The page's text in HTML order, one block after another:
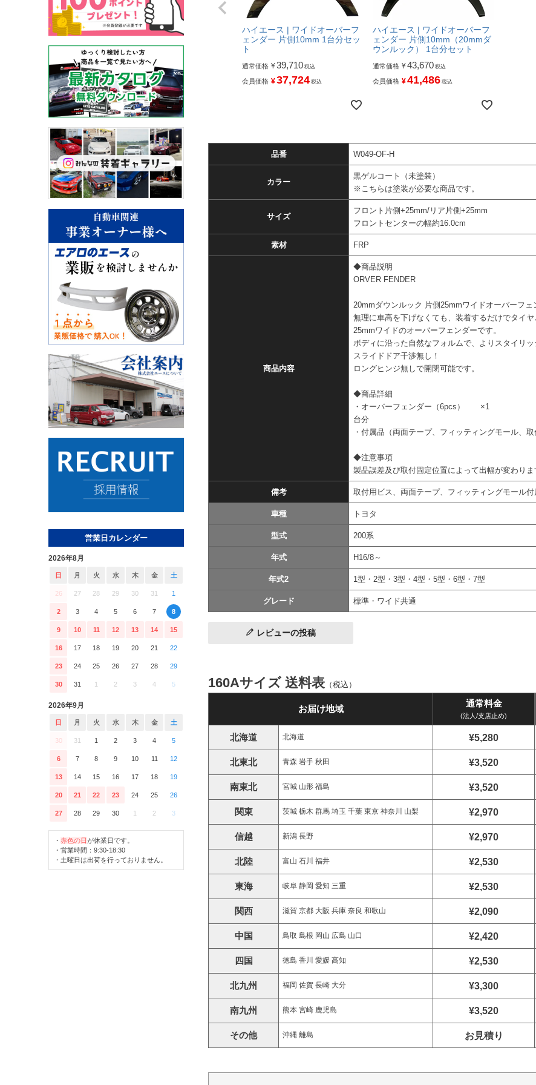
営業日カレンダー
2026年8月
日 月 火 水 木 金 土
26 27 28 29 30 31 1
2 3 4 5 6 7 8
9 10 11 12 13 14 15
16 17 18 19 20 21 22
23 24 25 26 27 28 29
30 31 1 2 3 4 5
2026年9月
日 月 火 水 木 金 土
30 31 1 2 3 4 5
6 7 8 9 10 11 12
13 14 15 16 17 18 19
20 21 22 23 24 25 26
27 28 29 30 1 2 3
・ 赤色の日が休業日です。
・営業時間：9:30-18:30
・土曜日は出荷を行っておりません。
ハイエース | ワイドオーバーフ
ェンダー 片側10mm 1台分セッ
ト
通常価格 ¥39,710 税込
会員価格 ¥37,724 税込
ハイエース | ワイドオーバーフ
ェンダー 片側10mm（20mmダ
ウンルック） 1台分セット
通常価格 ¥43,670 税込
会員価格 ¥41,486 税込
品番 W049-OF-H
カラー
黒ゲルコート（未塗装）
※こちらは塗装が必要な商品です。
サイズ
フロント片側+25mm/リア片側+25mm
フロントセンターの幅約16.0cm
素材 FRP
商品内容
◆商品説明
ORVER FENDER
20mmダウンルック 片側25mmワイドオーバーフェ
無理に車高を下げなくても、装着するだけでタイ
25mmワイドのオーバーフェンダーです。
ボディに沿った自然なフォルムで、よりスタイリッ
スライドドア干渉無し！
ロングヒンジ無しで開閉可能です。
◆商品詳細
・オーバーフェンダー（6pcs） ×1
台分
・付属品（両面テープ、フィッティングモール、取
◆注意事項
製品誤差及び取付固定位置によって出幅が変わりま
備考 取付用ビス、両面テープ、フィッティングモール付
車種 トヨタ
型式 200系
年式 H16/8～
年式2 1型・2型・3型・4型・5型・6型・7型
グレード 標準・ワイド共通
レビューの投稿
160Aサイズ 送料表 （税込）
お届け地域
通常料金
(法人/支店止め)
北海道 北海道 ¥5,280
北東北 青森 岩手 秋田 ¥3,520
南東北 宮城 山形 福島 ¥3,520
関東 茨城 栃木 群馬 埼玉 千葉 東京 神奈川 山梨 ¥2,970
信越 新潟 長野 ¥2,970
北陸 富山 石川 福井 ¥2,530
東海 岐阜 静岡 愛知 三重 ¥2,530
関西 滋賀 京都 大阪 兵庫 奈良 和歌山 ¥2,090
中国 鳥取 島根 岡山 広島 山口 ¥2,420
四国 徳島 香川 愛媛 高知 ¥2,530
北九州 福岡 佐賀 長崎 大分 ¥3,300
南九州 熊本 宮崎 鹿児島 ¥3,520
その他 沖縄 離島 お見積り